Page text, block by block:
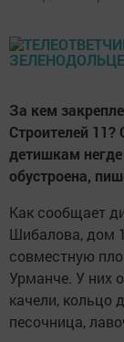
За кем
Строителей 11?
детишкам
обустроена,
Как сообщает
Шибалова, дом
совместную
Урманче. У них
качели, кольцо
песочница,